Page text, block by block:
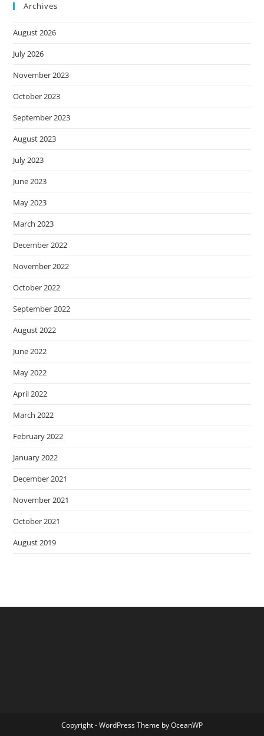
Archives
August 2026
July 2026
November 2023
October 2023
September 2023
August 2023
July 2023
June 2023
May 2023
March 2023
December 2022
November 2022
October 2022
September 2022
August 2022
June 2022
May 2022
April 2022
March 2022
February 2022
January 2022
December 2021
November 2021
October 2021
August 2019
Copyright - WordPress Theme by OceanWP